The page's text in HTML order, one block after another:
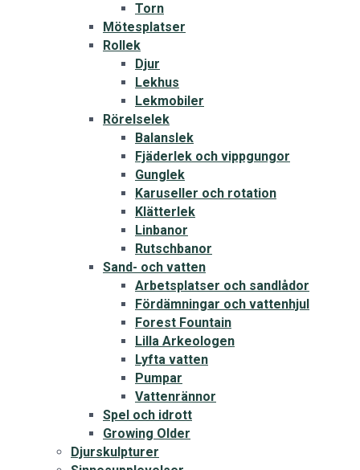
Torn
Mötesplatser
Rollek
Djur
Lekhus
Lekmobiler
Rörelselek
Balanslek
Fjäderlek och vippgungor
Gunglek
Karuseller och rotation
Klätterlek
Linbanor
Rutschbanor
Sand- och vatten
Arbetsplatser och sandlådor
Fördämningar och vattenhjul
Forest Fountain
Lilla Arkeologen
Lyfta vatten
Pumpar
Vattenrännor
Spel och idrott
Growing Older
Djurskulpturer